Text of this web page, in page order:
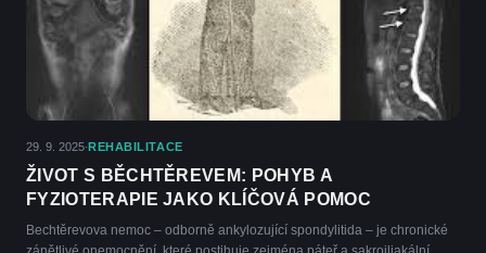
29. 9. 2025· REHABILITACE
ŽIVOT S BĚCHTĚREVEM: POHYB A
FYZIOTERAPIE JAKO KLÍČOVÁ POMOC
Bechtěrevova nemoc – odborně ankylozující spondylitida – je chronické